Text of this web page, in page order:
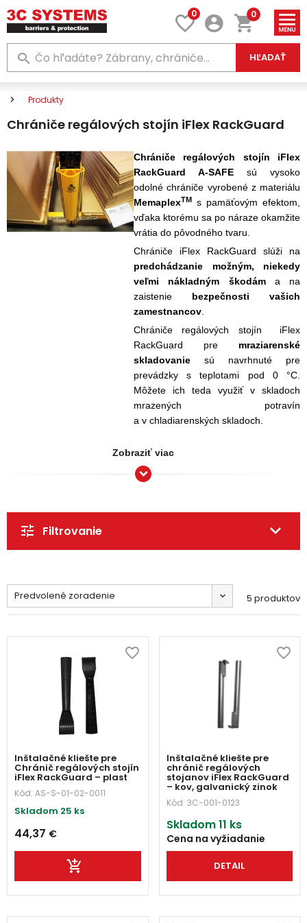
0
HĽADAŤ
0
Produkty
Chrániče regálových stojín iFlex RackGuard
Chrániče regálových stojín iFlex
RackGuard A-SAFE sú vysoko
odolné chrániče vyrobené z materiálu
MemaplexTM s pamäťovým efektom,
vďaka ktorému sa po náraze okamžite
vrátia do pôvodného tvaru.
Chrániče iFlex RackGuard slúži na
predchádzanie možným, niekedy
veľmi nákladným škodáma na
zaistenie bezpečnosti vašich
zamestnancov
Chrániče regálových stojín
iFlex
RackGuard pre mraziarenské
skladovanie sú navrhnuté pre
prevádzky s teplotami pod 0 °C.
Môžete ich teda využiť v skladoch
mrazených potravín
a v chladiarenských skladoch.
Zobraziť viac
Filtrovanie
Predvolené zoradenie 5 produktov
Inštalačné kliešte pre
Chránič regálových stojín
iFlex RackGuard – plast
Kód: AS-S-01-02-0011
Skladom 25 ks
44,37 €
Inštalačné kliešte pre
chránič regálových
stojanov iFlex RackGuard
– kov, galvanický zinok
Kód: 3C-001-0123
Skladom 11 ks
Cena na vyžiadanie
DETAIL